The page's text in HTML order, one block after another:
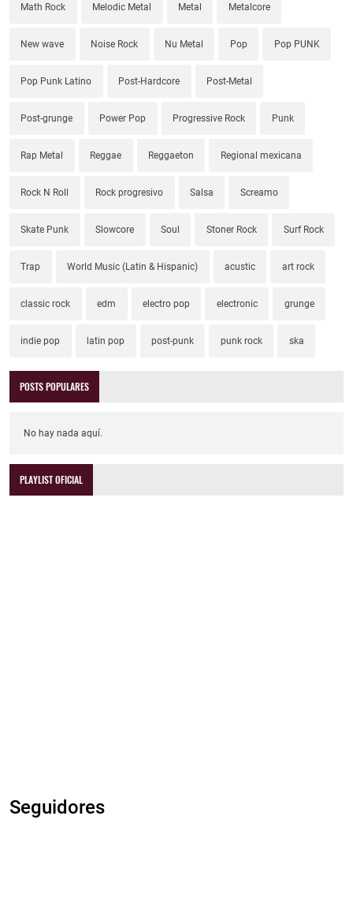
Math Rock Melodic Metal Metal Metalcore
New wave Noise Rock Nu Metal Pop Pop PUNK
Pop Punk Latino Post-Hardcore Post-Metal
Post-grunge Power Pop Progressive Rock Punk
Rap Metal Reggae Reggaeton Regional mexicana
Rock N Roll Rock progresivo Salsa Screamo
Skate Punk Slowcore Soul Stoner Rock Surf Rock
Trap World Music (Latin & Hispanic) acustic art rock
classic rock edm electro pop electronic grunge
indie pop latin pop post-punk punk rock ska
POSTS POPULARES
No hay nada aquí.
PLAYLIST OFICIAL
Seguidores